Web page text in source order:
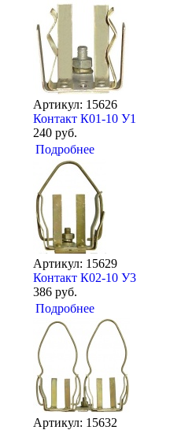
Артикул: 15626
Контакт К01-10 У1
240 руб.
Подробнее
Артикул: 15629
Контакт К02-10 У3
386 руб.
Подробнее
Артикул: 15632